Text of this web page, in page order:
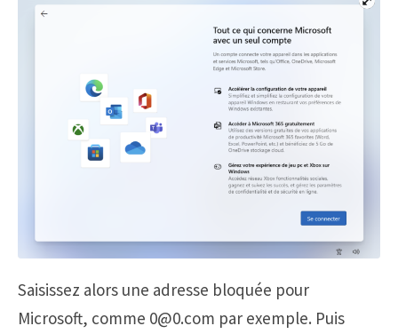
Saisissez alors une adresse bloquée pour
Microsoft, comme 0@0.com par exemple. Puis